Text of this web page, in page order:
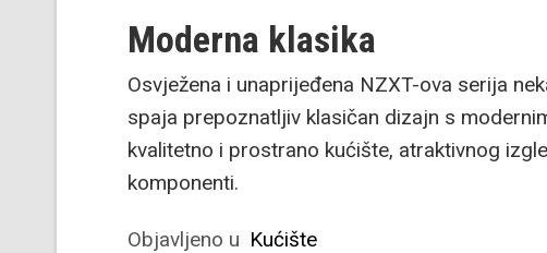
Moderna klasika
Osvježena i unaprijeđena NZXT-ova serija
spaja prepoznatljiv klasičan dizajn s
kvalitetno i prostrano kućište, atraktivnog
komponenti.
Objavljeno u Kućište